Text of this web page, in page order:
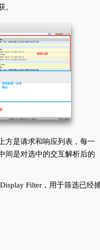
。
方是请求和响应列表，每一
间是对选中的交互解析后的
Filter，用于筛选已经